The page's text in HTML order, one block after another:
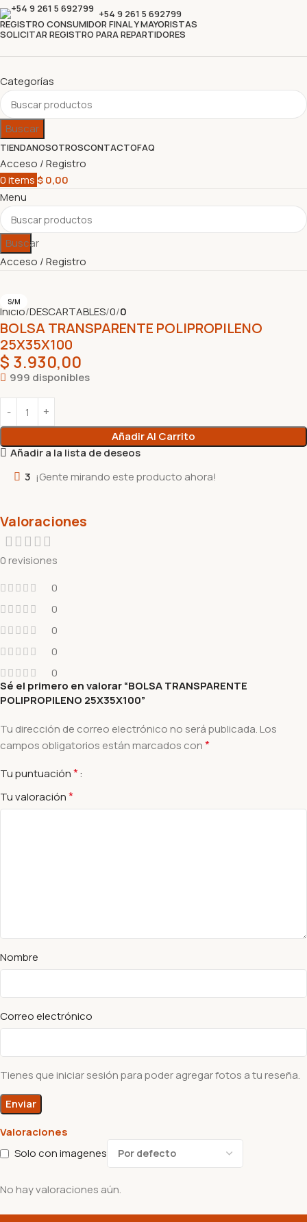
+54 9 261 5 692799
REGISTRO CONSUMIDOR FINAL Y MAYORISTAS
SOLICITAR REGISTRO PARA REPARTIDORES
Categorías
Buscar
TIENDANOSOTROSCONTACTOFAQ
Acceso / Registro
0items$0,00
Menu
Buscar
Acceso / Registro
S/M
Inicio DESCARTABLES 0 0
BOLSA TRANSPARENTE POLIPROPILENO
25X35X100
$ 3.930,00
999 disponibles
Añadir Al Carrito
Añadir a la lista de deseos
3 ¡Gente mirando este producto ahora!
Valoraciones
0 revisiones
0
0
0
0
0
Valoraciones
Solo con imagenes
No hay valoraciones aún.
Sé el primero en valorar “BOLSA TRANSPARENTE
POLIPROPILENO 25X35X100”
Tu dirección de correo electrónico no será publicada. Los
campos obligatorios están marcados con*
Tu puntuación*
Tu valoración*
Nombre
Correo electrónico
Tienes que iniciar sesión para poder agregar fotos a tu reseña.